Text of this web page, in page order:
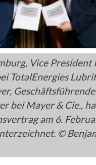
Vice
TotalEnergies
bei Mayer & Cie.,
am 6.
©